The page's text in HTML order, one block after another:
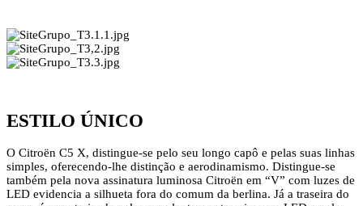
ESTILO ÚNICO
O Citroën C5 X, distingue-se pelo seu longo capô e pelas suas linhas
simples, oferecendo-lhe distinção e aerodinamismo. Distingue-se
também pela nova assinatura luminosa Citroën em “V” com luzes de
LED evidencia a silhueta fora do comum da berlina. Já a traseira do